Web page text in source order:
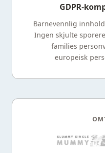
GDPR-
Barnevennlig
Ingen skjulte
families
europeisk